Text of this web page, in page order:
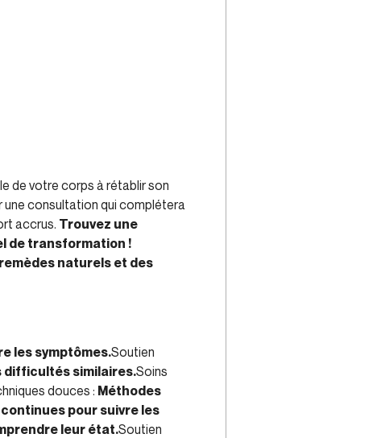
de votre corps à rétablir son
une consultation qui complétera
accrus. Trouvez une
de transformation !
naturels et des
les symptômes.Soutien
difficultés similaires.Soins
douces : Méthodes
pour suivre les
leur état.Soutien